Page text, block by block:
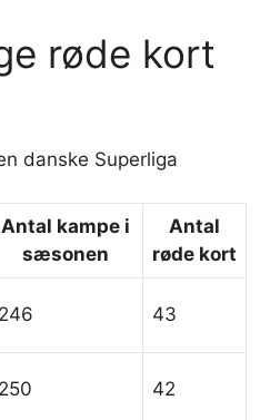
røde kort
danske Superliga
Antal kampe i
sæsonen
Antal
røde kort
246 43
250 42